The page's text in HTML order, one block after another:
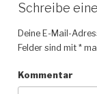
Schreibe
Deine E-Mail-
Felder sind mit *
Kommentar